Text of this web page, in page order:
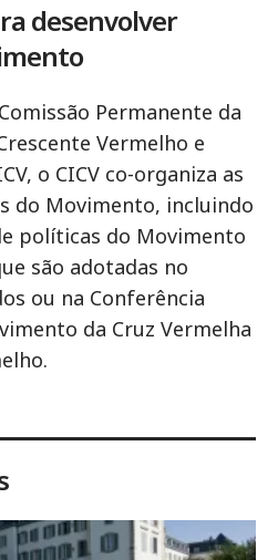
desenvolver
Permanente da
Vermelho e
o CICV co-organiza as
do Movimento, incluindo
políticas do Movimento
são adotadas no
ou na Conferência
da Cruz Vermelha